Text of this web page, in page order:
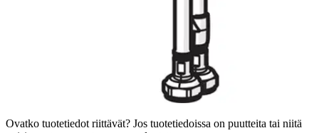
Oletko tyytyväinen tuotetietoihin?
Ovatko tuotetiedot riittävät? Jos tuotetiedoissa on puutteita tai niitä